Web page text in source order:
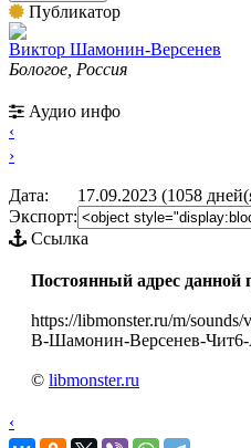
Публикатор
Виктор Шамонин-Версенев
Бологое, Россия
Аудио инфо
‹
›
Дата:
17.09.2023 (1058
Экспорт:
Ссылка
Постоянный адрес данной
https://libmonster.ru/m/
В-Шамонин-Версенев-
© libmonster.ru
‹